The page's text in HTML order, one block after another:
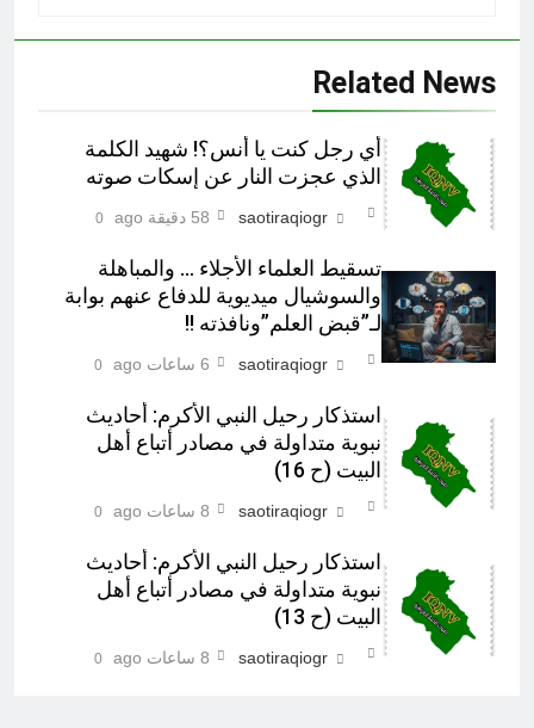
Related News
أي رجل كنت يا أنس؟! شهيد الكلمة
الذي عجزت النار عن إسكات صوته
saotiraqiogr 58 دقيقة ago 0
تسقيط العلماء الأجلاء … والمباهلة
والسوشيال ميديوية للدفاع عنهم بوابة
لـ”قبض العلم”ونافذته !!
saotiraqiogr 6 ساعات ago 0
استذكار رحيل النبي الأكرم: أحاديث
نبوية متداولة في مصادر أتباع أهل
البيت (ح 16)
saotiraqiogr 8 ساعات ago 0
استذكار رحيل النبي الأكرم: أحاديث
نبوية متداولة في مصادر أتباع أهل
البيت (ح 13)
saotiraqiogr 8 ساعات ago 0